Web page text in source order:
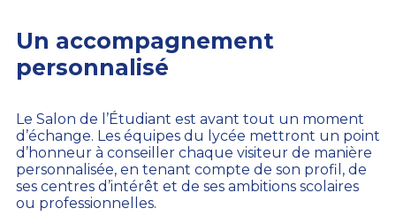
Un accompagnement
personnalisé
Le Salon de l’Étudiant est avant tout un moment
d’échange. Les équipes du lycée mettront un point
d’honneur à conseiller chaque visiteur de manière
personnalisée, en tenant compte de son profil, de
ses centres d’intérêt et de ses ambitions scolaires
ou professionnelles.